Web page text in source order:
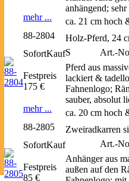
anhängend;
ca. 21 cm hoch
mehr ...
88-2804
Holz-Pferd, 24
S
Art.-
Pferd aus
lackiert &
Fahnenlogo;
sauber, absolut
ca. 20 cm hoch
SofortKauf
Festpreis
175 €
mehr ...
88-2805
Zweiradkarren
Art.-
Anhänger aus
außen auf den
SofortKauf
Festpreis
85 €